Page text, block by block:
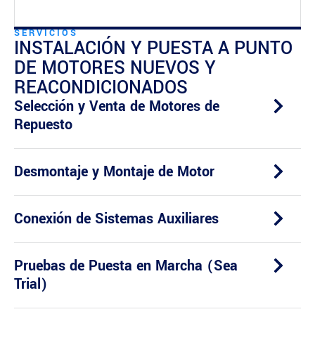
SERVICIOS
INSTALACIÓN Y PUESTA A PUNTO
DE MOTORES NUEVOS Y
REACONDICIONADOS
Selección y Venta de Motores de
Repuesto
Desmontaje y Montaje de Motor
Conexión de Sistemas Auxiliares
Pruebas de Puesta en Marcha (Sea
Trial)